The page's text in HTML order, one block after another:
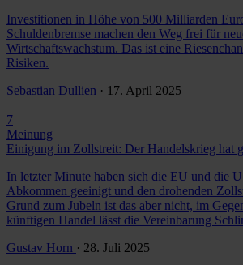
Investitionen in Höhe von 500 Milliarden
Schuldenbremse machen den Weg frei für
Wirtschaftswachstum. Das ist eine
Risiken.
Sebastian Dullien · 17. April 2025
7
Meinung
Einigung im Zollstreit: Der Handelskrieg hat
In letzter Minute haben sich die EU und die
Abkommen geeinigt und den drohenden
Grund zum Jubeln ist das aber nicht, im
künftigen Handel lässt die Vereinbarung
Gustav Horn · 28. Juli 2025